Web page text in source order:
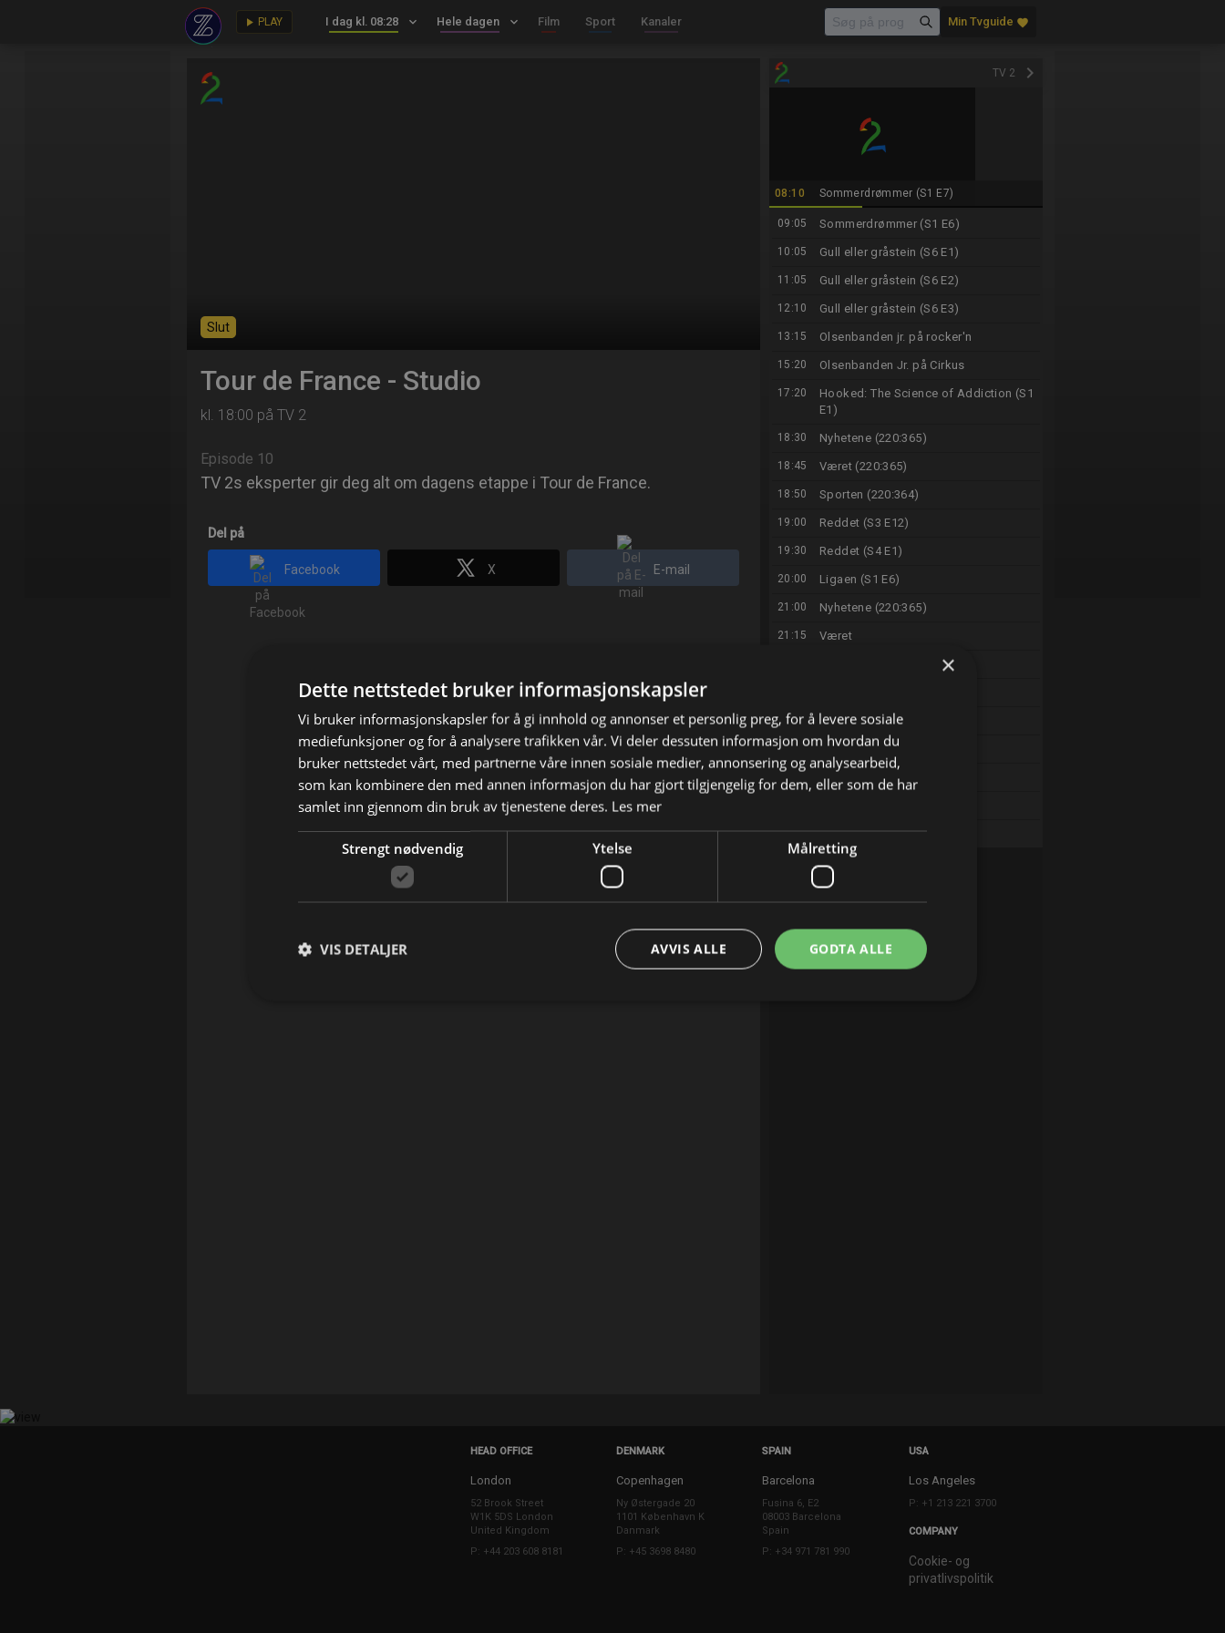
play_arrow PLAY I dag kl. 08:28 keyboard_arrow_down Hele dagen keyboard_arrow_down Film Sport Kanaler Min Tvguide favorite
Slut
Tour de France - Studio
kl. 18:00 på TV 2
Episode 10
TV 2s eksperter gir deg alt om dagens etappe i Tour de France.
Del på
Facebook X E-mail
TV 2 keyboard_arrow_right
08:10 Sommerdrømmer (S1 E7)
09:05 Sommerdrømmer (S1 E6)
10:05 Gull eller gråstein (S6 E1)
11:05 Gull eller gråstein (S6 E2)
12:10 Gull eller gråstein (S6 E3)
13:15 Olsenbanden jr. på rocker'n
15:20 Olsenbanden Jr. på Cirkus
17:20
Hooked: The Science of Addiction (S1
E1)
18:30 Nyhetene (220:365)
18:45 Været (220:365)
18:50 Sporten (220:364)
19:00 Reddet (S3 E12)
19:30 Reddet (S4 E1)
20:00 Ligaen (S1 E6)
21:00 Nyhetene (220:365)
21:15 Været
22:45 The Fabulous Four
00:45 Den engelske romantikeren
02:55 The Rookie (S8 E12)
04:55 Dyrepasserne (S5 E2)
HEAD OFFICE
London
52 Brook Street
W1K 5DS London
United Kingdom
P: +44 203 608 8181
DENMARK
Copenhagen
Ny Østergade 20
1101 København K
Danmark
P: +45 3698 8480
SPAIN
Barcelona
Fusina 6, E2
08003 Barcelona
Spain
P: +34 971 781 990
USA
Los Angeles
P: +1 213 221 3700
COMPANY
Cookie- og
privatlivspolitik
×
Dette nettstedet bruker informasjonskapsler
Vi bruker informasjonskapsler for å gi innhold og annonser et personlig preg, for å levere sosiale
mediefunksjoner og for å analysere trafikken vår. Vi deler dessuten informasjon om hvordan du
bruker nettstedet vårt, med partnerne våre innen sosiale medier, annonsering og analysearbeid,
som kan kombinere den med annen informasjon du har gjort tilgjengelig for dem, eller som de har
samlet inn gjennom din bruk av tjenestene deres. Les mer
Strengt nødvendig Ytelse Målretting
GODTA ALLE
AVVIS ALLE
VIS DETALJER